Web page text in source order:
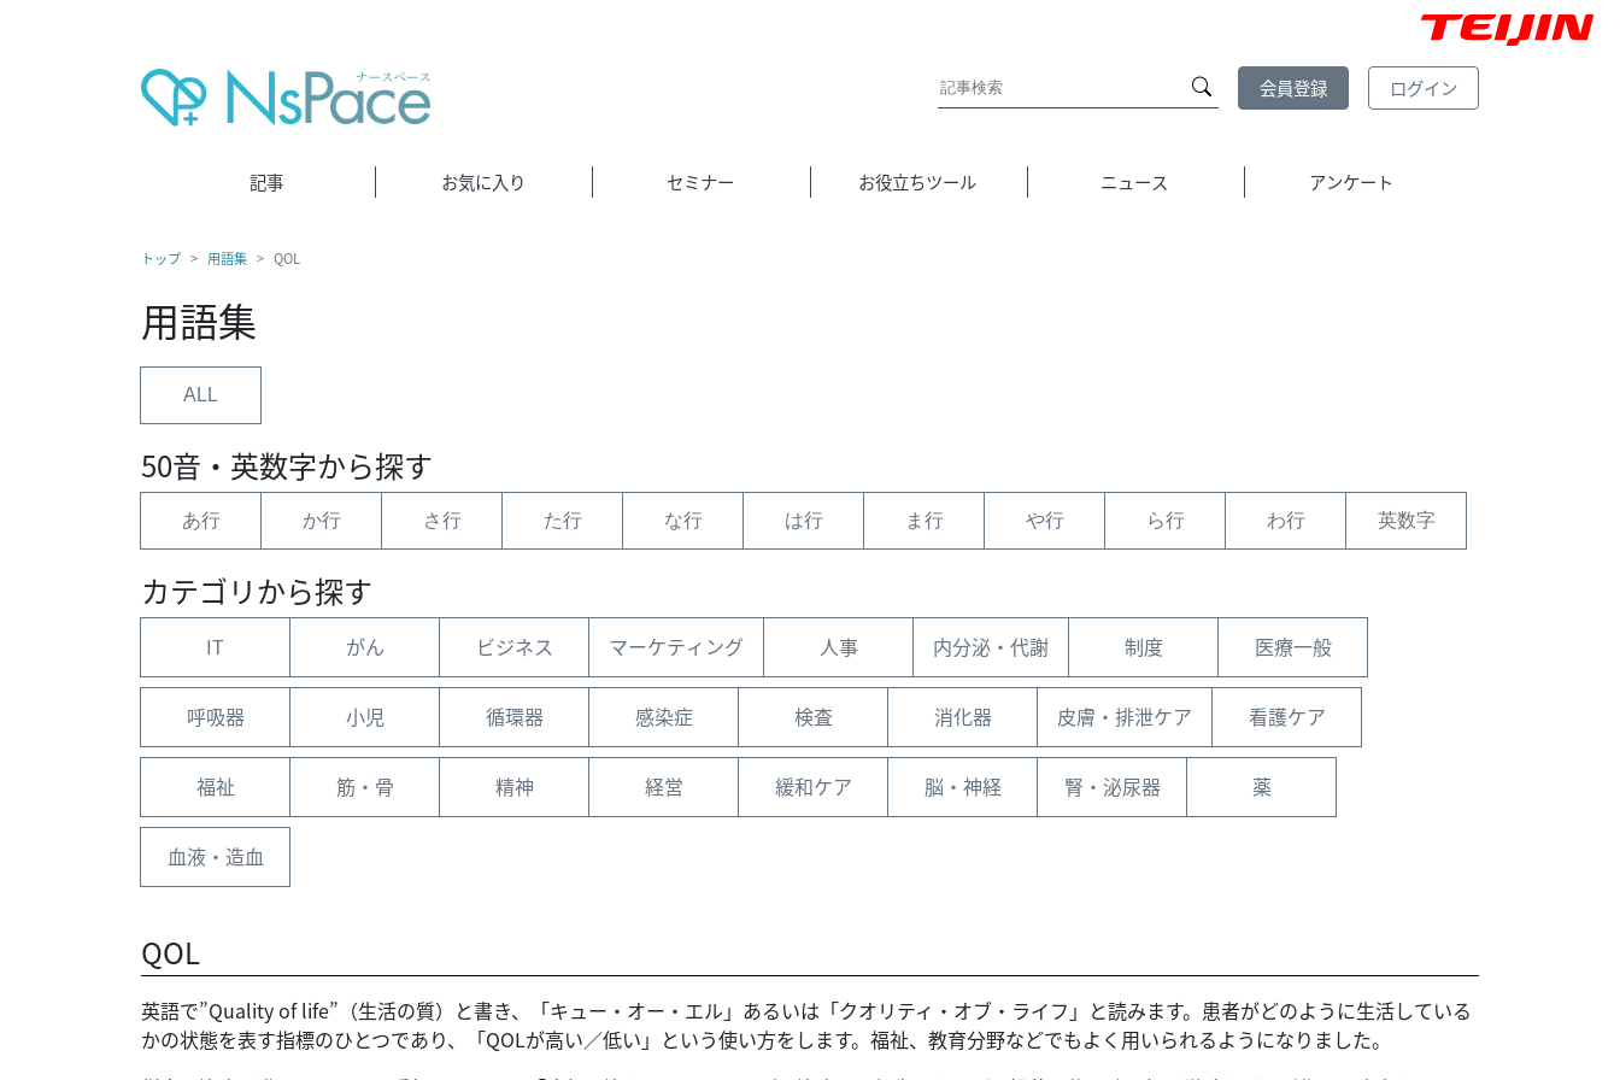
ログイン
会員登録
記事 お気に入り セミナー お役立ちツール ニュース アンケート
トップ 用語集 QOL
用語集
ALL
50音・英数字から探す
あ行 か行 さ行 た行 な行 は行 ま行 や行 ら行 わ行 英数字
カテゴリから探す
IT がん ビジネス マーケティング 人事 内分泌・代謝 制度 医療一般
呼吸器 小児 循環器 感染症 検査 消化器 皮膚・排泄ケア 看護ケア
福祉 筋・骨 精神 経営 緩和ケア 脳・神経 腎・泌尿器 薬
血液・造血
QOL
英語で”Quality of life”（生活の質）と書き、「キュー・オー・エル」あるいは「クオリティ・オブ・ライフ」と読みます。患者がどのように生活している
かの状態を表す指標のひとつであり、「QOLが高い／低い」という使い方をします。福祉、教育分野などでもよく用いられるようになりました。